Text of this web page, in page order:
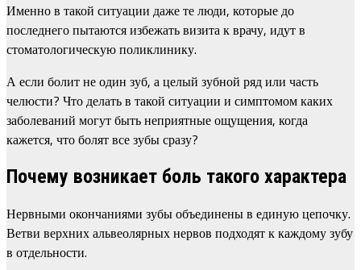
Именно в такой ситуации даже те люди, которые до
последнего пытаются избежать визита к врачу, идут в
стоматологическую поликлинику.
А если болит не один зуб, а целый зубной ряд или часть
челюсти? Что делать в такой ситуации и симптомом каких
заболеваний могут быть неприятные ощущения, когда
кажется, что болят все зубы сразу?
Почему возникает боль такого характера
Нервными окончаниями зубы объединены в единую цепочку.
Ветви верхних альвеолярных нервов подходят к каждому зубу
в отдельности.